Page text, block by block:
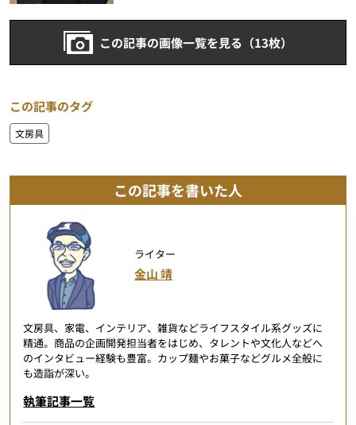
この記事の画像一覧を見る（13枚）
この記事のタグ
文房具
この記事を書いた人
ライター
金山 靖
文房具、家電、インテリア、雑貨などライフスタイル系グッズに
精通。商品の企画開発担当者をはじめ、タレントや文化人などへ
のインタビュー経験も豊富。カップ麺やお菓子などグルメ全般に
も造詣が深い。
執筆記事一覧